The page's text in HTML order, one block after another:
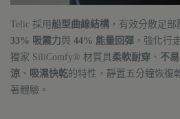
Telic 採用 船型曲線結構 ，有效分散足
33% 吸震力與 44% 能量回彈 ，強化行
獨家 SiliComfy® 材質具柔軟耐穿 、 不
涼 、 吸濕快乾的特性，靜置五分鐘恢復
著體驗。